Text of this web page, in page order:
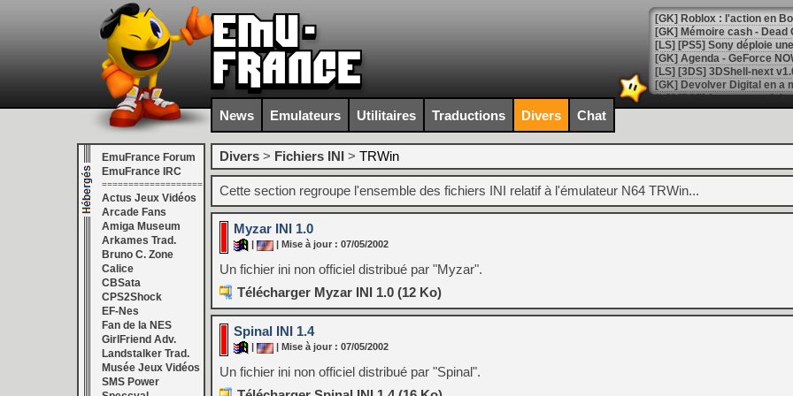
[GK] Agenda - GeForce
[GK] Devolver Digital en a
[LS] [PS5] ps5-y2jb-
[GK] Pourquoi Marvel
[GK] Test : Restory : Chill
[GK] GTA 6 : Rockstar
[GK] Hot Wheels Infinite
[GK] Mémoire cash -
[GK] Résultats Nintendo :
[GK] Déjà des
[Mo5] Brickboy cherche à
[GK] Minecraft et ses «
[GK] Beast of
[GK] Ubisoft : fin de partie
[GK] Mémoire cash -
[GK] Dan Houser (GTA)
[GK] Comment EA Sports
[GK] Crimson Moon : un
[GK] Isle of Reveries : le
[GK] Moonlighter 2 : The
[GK] Capcom relance
News Emulateurs Utilitaires Traductions Divers Chat
EmuFrance Forum
EmuFrance IRC
===================
Actus Jeux Vidéos
Arcade Fans
Amiga Museum
Arkames Trad.
Bruno C. Zone
Calice
CBSata
CPS2Shock
EF-Nes
Fan de la NES
GirlFriend Adv.
Landstalker Trad.
Musée Jeux Vidéos
SMS Power
Divers > Fichiers INI > TRWin
Cette section regroupe l'ensemble des fichiers INI relatif à l'émulateur N64 TRWin...
Myzar INI 1.0
| Mise à jour : 07/05/2002
Un fichier ini non officiel distribué par "Myzar".
Télécharger Myzar INI 1.0 (12 Ko)
Spinal INI 1.4
| Mise à jour : 07/05/2002
Un fichier ini non officiel distribué par "Spinal".